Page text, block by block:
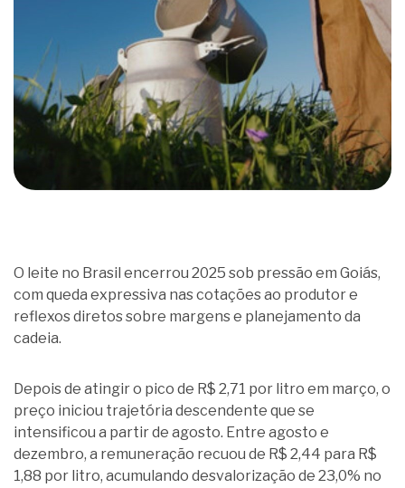
O leite no Brasil encerrou 2025 sob pressão em Goiás,
com queda expressiva nas cotações ao produtor e
reflexos diretos sobre margens e planejamento da
cadeia.
Depois de atingir o pico de R$ 2,71 por litro em março, o
preço iniciou trajetória descendente que se
intensificou a partir de agosto. Entre agosto e
dezembro, a remuneração recuou de R$ 2,44 para R$
1,88 por litro, acumulando desvalorização de 23,0% no